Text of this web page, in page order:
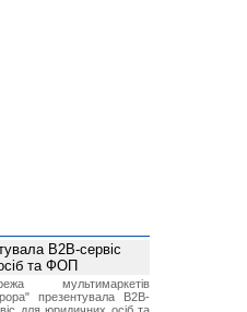
B2B-сервіс
та ФОП
мультимаркетів
презентувала B2B-